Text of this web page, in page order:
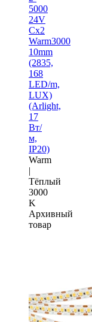
5000
24V
Cx2
Warm3000
10mm
(2835,
168
LED/m,
LUX)
(Arlight,
17
Вт/
м,
IP20)
Warm
|
Тёплый
3000
K
Архивный
товар